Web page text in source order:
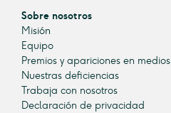
Sobre nosotros
Misión
Equipo
Premios y apariciones en medios
Nuestras deficiencias
Trabaja con nosotros
Declaración de privacidad